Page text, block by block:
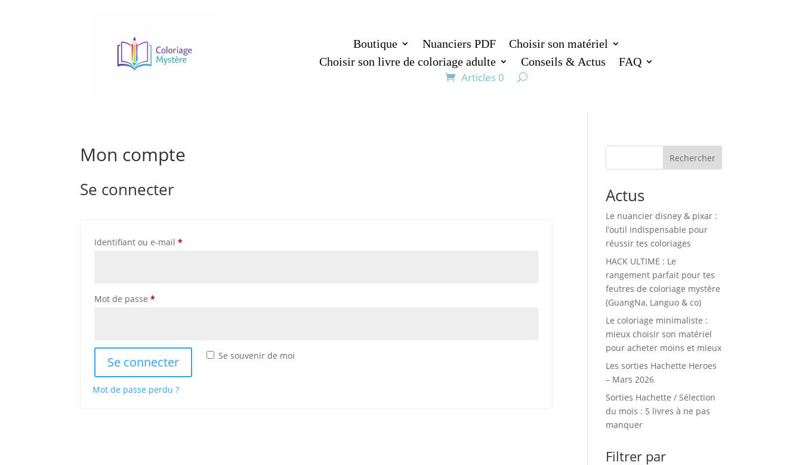
Boutique Nuanciers PDF
Choisir son matériel
Choisir son livre de coloriage adulte
Conseils & Actus FAQ
Articles 0
Mon compte
Se connecter
Identifiant ou e-mail*Obligatoire
Mot de passe*Obligatoire
Se souvenir de moi
Se connecter
Mot de passe perdu ?
Rechercher
Actus
Le nuancier disney & pixar :
l’outil indispensable pour
réussir tes coloriages
HACK ULTIME : Le
rangement parfait pour tes
feutres de coloriage mystère
(GuangNa, Languo & co)
Le coloriage minimaliste :
mieux choisir son matériel
pour acheter moins et mieux
Les sorties Hachette Heroes
– Mars 2026
Sorties Hachette / Sélection
du mois : 5 livres à ne pas
manquer
Filtrer par